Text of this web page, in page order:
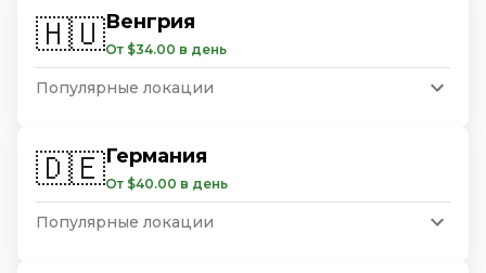
🇭🇺Венгрия
От $34.00 в день
Популярные локации
🇩🇪Германия
От $40.00 в день
Популярные локации